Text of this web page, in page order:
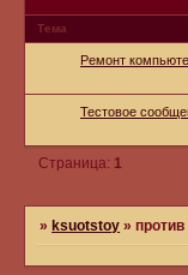
Тема
Ремонт
Тестовое
Страница: 1
» ksuotstoy »